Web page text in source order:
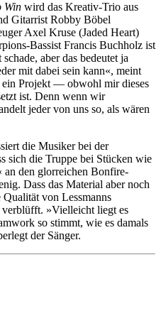
Win wird das Kreativ-Trio aus
Gitarrist Robby Böbel
Axel Kruse (Jaded Heart)
Bassist Francis Buchholz ist
aber das bedeutet ja
mit dabei sein kann«, meint
ein Projekt — obwohl mir dieses
ist. Denn wenn wir
jeder von uns so, als wären
die Musiker bei der
sich die Truppe bei Stücken wie
an den glorreichen Bonfire-
Dass das Material aber noch
von Lessmanns
verblüfft. »Vielleicht liegt es
so stimmt, wie es damals
der Sänger.